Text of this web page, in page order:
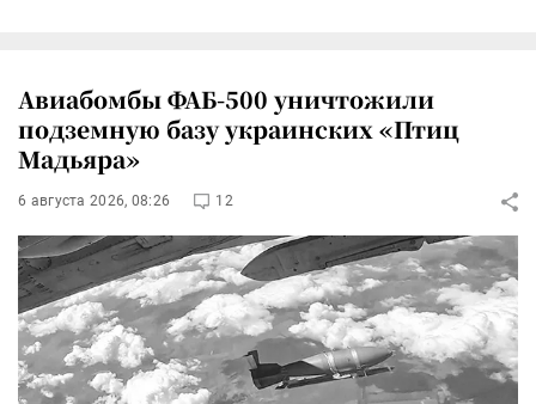
Авиабомбы ФАБ-500 уничтожили
подземную базу украинских «Птиц
Мадьяра»
6 августа 2026, 08:26 12